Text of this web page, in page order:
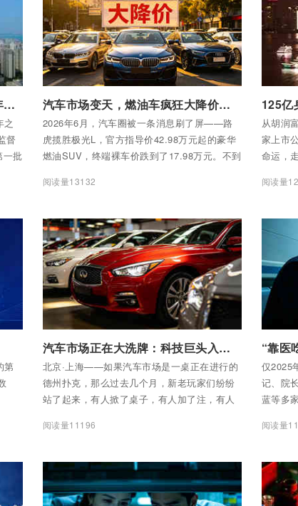
2357家公司有问题！海南封关半年，这些名称不能用了
之
督
一批
汽车市场变天，燃油车疯狂大降价，豪华车走向白菜价
2026年6月，汽车圈被一条消息刷了屏——路
虎揽胜极光L，官方指导价42.98万元起的豪华
燃油SUV，终端裸车价跌到了17.98万元。不到
的落地价相比，跌幅超过七成。
阅读量13132
从胡润
家上市
命运，
阅读量
第
付
交
汽车市场正在大洗牌：科技巨头入局，降价潮接连不断
北京·上海——如果汽车市场是一桌正在进行的
德州扑克，那么过去几个月，新老玩家们纷纷
站了起来，有人掀了桌子，有人加了注，有人
阅读量11196
仅2025
记、院
蓝等多
半年，
至连退
阅读量